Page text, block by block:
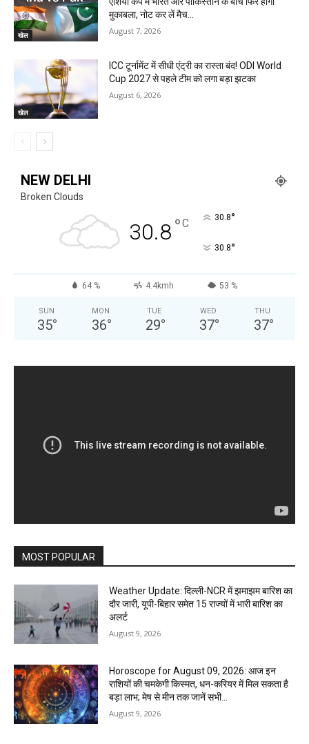
खेल
मुकाबला, नोट कर लें मैच...
August 7, 2026
खेल
ICC टूर्नामेंट में सीधी एंट्री का रास्ता बंद! ODI World
Cup 2027 से पहले टीम को लगा बड़ा झटका
August 6, 2026
NEW DELHI
Broken Clouds
30.8°C 30.8°
30.8°
64 % 4.4kmh 53 %
SUN
35°
MON
36°
TUE
29°
WED
37°
THU
37°
MOST POPULAR
Weather Update: दिल्ली-NCR में झमाझम बारिश का
दौर जारी, यूपी-बिहार समेत 15 राज्यों में भारी बारिश का
अलर्ट
August 9, 2026
Horoscope for August 09, 2026: आज इन
राशियों की चमकेगी किस्मत, धन-करियर में मिल सकता है
बड़ा लाभ; मेष से मीन तक जानें सभी...
August 9, 2026